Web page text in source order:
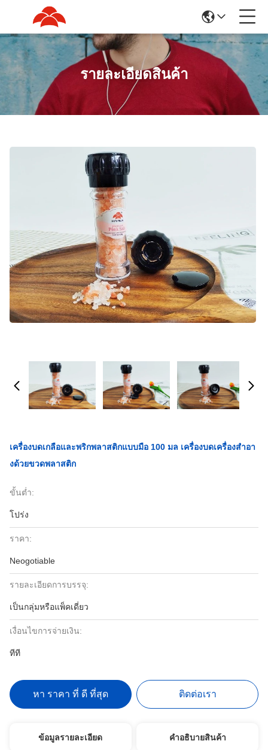
รายละเอียดสินค้า
เครื่องบดเกลือและพริกพลาสติกแบบมือ 100 มล เครื่องบดเครื่องสําอา
งด้วยขวดพลาสติก
ขั้นต่ำ:
โปร่ง
ราคา:
Neogotiable
รายละเอียดการบรรจุ:
เป็นกลุ่มหรือแพ็คเดี่ยว
เงื่อนไขการจ่ายเงิน:
ทีที
หา ราคา ที่ ดี ที่สุด ติดต่อเรา
ข้อมูลรายละเอียด คําอธิบายสินค้า